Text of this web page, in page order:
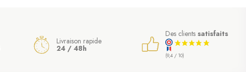
Livraison rapide
24 / 48h
Des clients satisfaits
(9,4 / 10)